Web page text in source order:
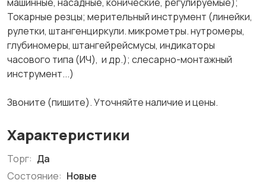
Токарные резцы; мерительный инструмент (линейки,
рулетки, штангенциркули. микрометры. нутромеры,
глубиномеры, штангейрейсмусы, индикаторы
часового типа (ИЧ), и др.); слесарно-монтажный
инструмент...)
Звоните (пишите). Уточняйте наличие и цены.
Характеристики
Торг: Да
Состояние: Новые